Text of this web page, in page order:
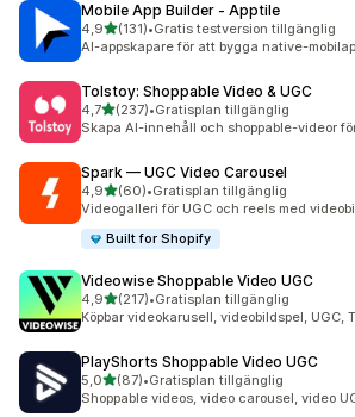
Mobile App Builder ‑ Apptile
4,9av 5 stjärnor
(131)
131 recensioner totalt
•Gratis testversion tillgänglig
AI-appskapare för att bygga native-
Tolstoy: Shoppable Video & UGC
4,7av 5 stjärnor
(237)
237 recensioner totalt
•Gratisplan tillgänglig
Skapa AI-innehåll och shoppable-videor
Spark — UGC Video Carousel
4,9av 5 stjärnor
(60)
60 recensioner totalt
•Gratisplan tillgänglig
Videogalleri för UGC och reels med
Built for Shopify
Videowise Shoppable Video UGC
4,9av 5 stjärnor
(217)
217 recensioner totalt
•Gratisplan tillgänglig
Köpbar videokarusell, videobildspel, UGC,
PlayShorts Shoppable Video UGC
5,0av 5 stjärnor
(87)
87 recensioner totalt
•Gratisplan tillgänglig
Shoppable videos, video carousel, video